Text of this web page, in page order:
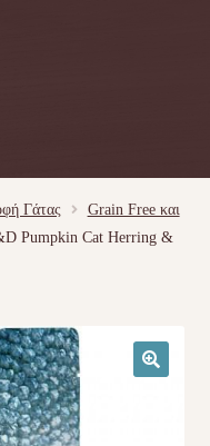
Γάτας
Grain Free και
Pumpkin Cat Herring &